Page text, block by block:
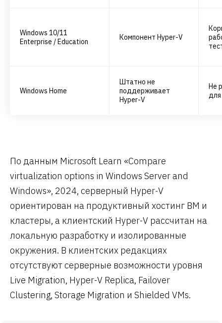
Windows 10/11
Enterprise / Education
Компонент Hyper-V
Windows Home
Штатно не
поддерживает
Hyper-V
Не
для
По данным Microsoft Learn «Compare
virtualization options in Windows Server and
Windows», 2024, серверный Hyper-V
ориентирован на продуктивный хостинг ВМ и
кластеры, а клиентский Hyper-V рассчитан на
локальную разработку и изолированные
окружения. В клиентских редакциях
отсутствуют серверные возможности уровня
Live Migration, Hyper-V Replica, Failover
Clustering, Storage Migration и Shielded VMs.